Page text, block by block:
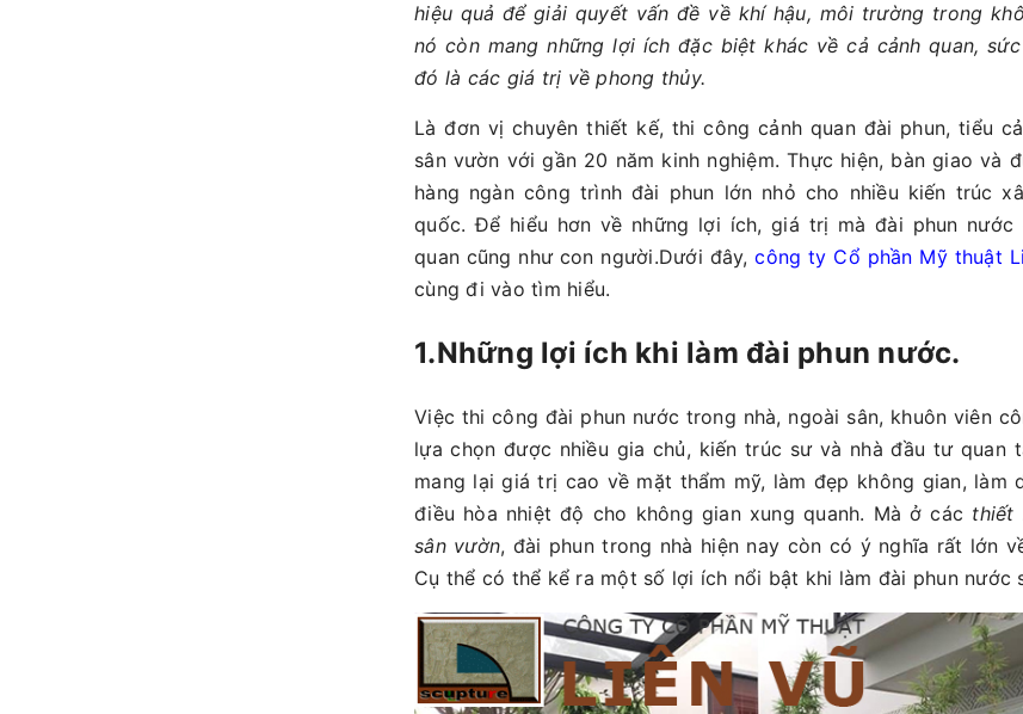
hiệu quả để giải quyết vấn đề về khí hậu, môi trường trong
nó còn mang những lợi ích đặc biệt khác về cả cảnh quan,
đó là các giá trị về phong thủy.
Là đơn vị chuyên thiết kế, thi công cảnh quan đài phun, tiểu
sân vườn với gần 20 năm kinh nghiệm. Thực hiện, bàn giao và
hàng ngàn công trình đài phun lớn nhỏ cho nhiều kiến trúc
quốc. Để hiểu hơn về những lợi ích, giá trị mà đài phun nước
quan cũng như con người.Dưới đây,công ty Cổ phần Mỹ thuật
cùng đi vào tìm hiểu.
1.Những lợi ích khi làm đài phun nước.
Việc thi công đài phun nước trong nhà, ngoài sân, khuôn viên
lựa chọn được nhiều gia chủ, kiến trúc sư và nhà đầu tư quan
mang lại giá trị cao về mặt thẩm mỹ, làm đẹp không gian, làm
điều hòa nhiệt độ cho không gian xung quanh. Mà ở các thiết
sân vườn, đài phun trong nhà hiện nay còn có ý nghĩa rất lớn
Cụ thể có thể kể ra một số lợi ích nổi bật khi làm đài phun nước